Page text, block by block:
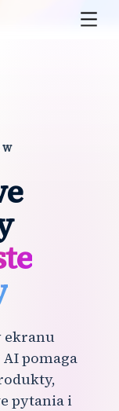
ekranu
pomaga
pytania i